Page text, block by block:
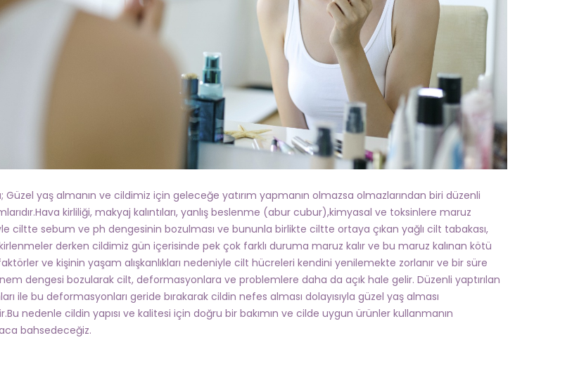
Güzel yaş almanın ve cildimiz için geleceğe yatırım yapmanın olmazsa olmazlarından biri düzenli
kirliliği, makyaj kalıntıları, yanlış beslenme (abur cubur),kimyasal ve toksinlere maruz
ciltte sebum ve ph dengesinin bozulması ve bununla birlikte ciltte ortaya çıkan yağlı cilt tabakası,
derken cildimiz gün içerisinde pek çok farklı duruma maruz kalır ve bu maruz kalınan kötü
ve kişinin yaşam alışkanlıkları nedeniyle cilt hücreleri kendini yenilemekte zorlanır ve bir süre
dengesi bozularak cilt, deformasyonlara ve problemlere daha da açık hale gelir. Düzenli yaptırılan
ile bu deformasyonları geride bırakarak cildin nefes alması dolayısıyla güzel yaş alması
nedenle cildin yapısı ve kalitesi için doğru bir bakımın ve cilde uygun ürünler kullanmanın
bahsedeceğiz.